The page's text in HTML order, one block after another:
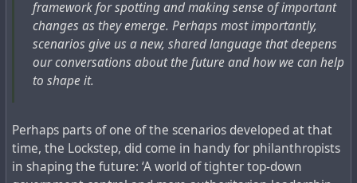
the probable cause of the disaster was overload and icing
of the wings, which had not been treated with de-icing
fluid before take-off. The Canadian investigation
ultimately failed to reach a unanimous conclusion. The
US government did not consider the possibility of a
terrorist attack. As
emerge, the press was full of headlines on the subject.
особенно заметно в случае Йельского профессора
Джудит Резник.
В этот день 6 лет назад, пользователь Youtube под
никомstarsnotfar432
неоднозначного изображения команды
Дж. Смитом, профессором на пенсии, тёзкой пилота
шаттла, прямо спросив его мнение об этих слухах в
интернете.
framework for spotting and making sense of important
changes as they emerge. Perhaps most importantly,
scenarios give us a new, shared language that deepens
our conversations about the future and how we can help
to shape it.
Perhaps parts of one of the scenarios developed at that
time, the Lockstep, did come in handy for philanthropists
in shaping the future: ‘A world of tighter top-down